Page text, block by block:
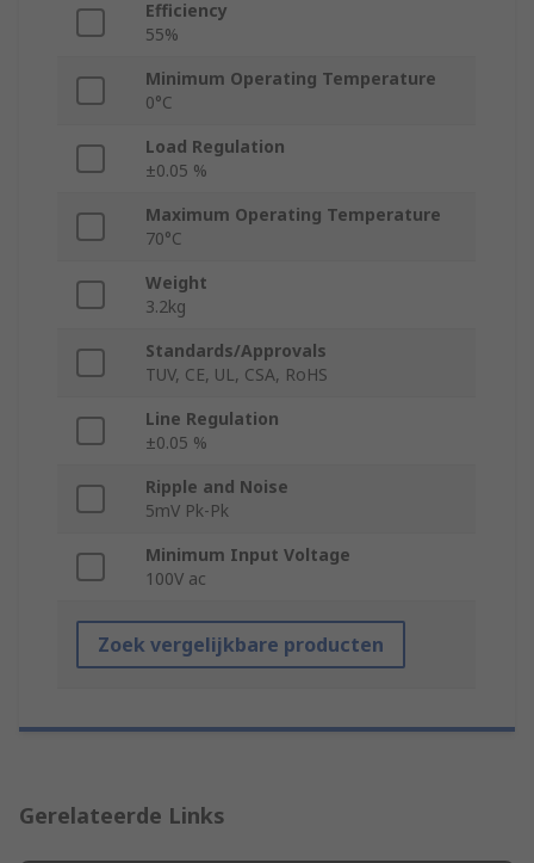
Efficiency
55%
Minimum Operating Temperature
0°C
Load Regulation
±0.05 %
Maximum Operating Temperature
70°C
Weight
3.2kg
Standards/Approvals
TUV, CE, UL, CSA, RoHS
Line Regulation
±0.05 %
Ripple and Noise
5mV Pk-Pk
Minimum Input Voltage
100V ac
Zoek vergelijkbare producten
Gerelateerde Links